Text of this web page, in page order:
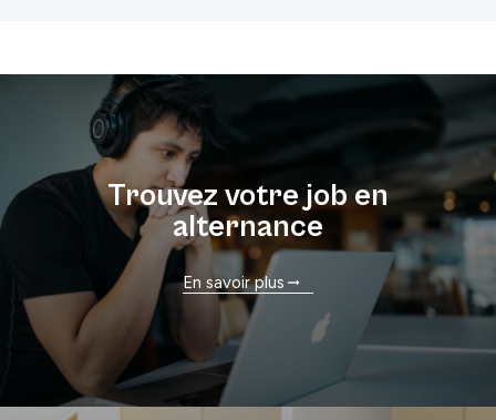
Trouvez votre job en
alternance
En savoir plus